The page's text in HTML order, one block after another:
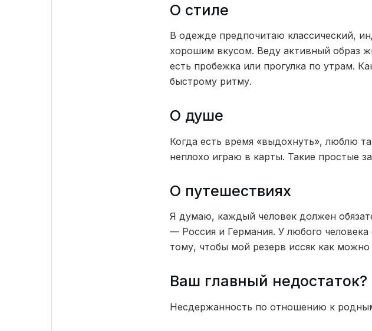
О стиле
В одежде предпочитаю классический,
хорошим вкусом. Веду активный образ
есть пробежка или прогулка по утрам.
быстрому ритму.
О душе
Когда есть время «выдохнуть», люблю
неплохо играю в карты. Такие простые
О путешествиях
Я думаю, каждый человек должен
— Россия и Германия. У любого
тому, чтобы мой резерв иссяк как можно
Ваш главный недостаток?
Несдержанность по отношению к